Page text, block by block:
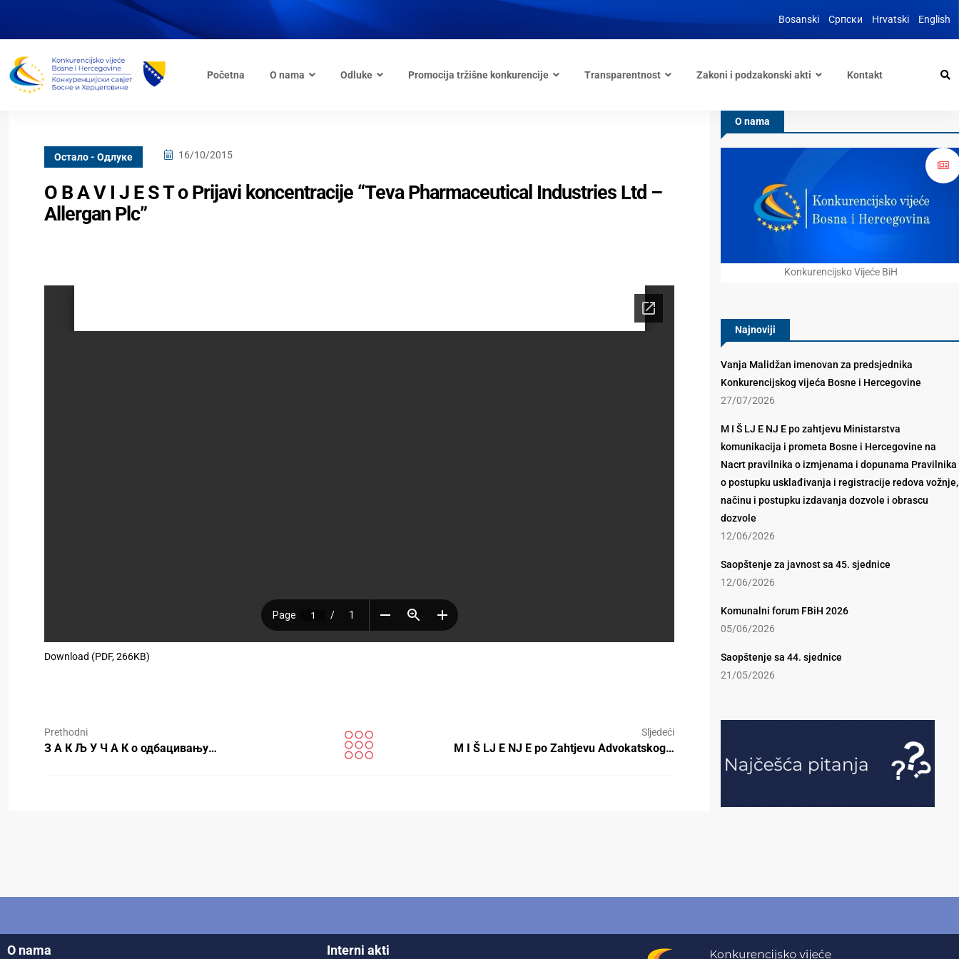
Bosanski Српски Hrvatski English
Početna O nama Odluke Promocija tržišne konkurencije Transparentnost Zakoni i podzakonski akti Kontakt
Oстало - Одлуке 16/10/2015
O B A V I J E S T o Prijavi koncentracije “Teva Pharmaceutical Industries Ltd –
Allergan Plc”
Download (PDF, 266KB)
Prethodni
З А К Љ У Ч А К о одбацивању…
Sljedeći
M I Š LJ E NJ E po Zahtjevu Advokatskog…
O nama
Konkurencijsko Vijeće BiH
Najnoviji
Vanja Malidžan imenovan za predsjednika
Konkurencijskog vijeća Bosne i Hercegovine
27/07/2026
M I Š LJ E NJ E po zahtjevu Ministarstva
komunikacija i prometa Bosne i Hercegovine na
Nacrt pravilnika o izmjenama i dopunama Pravilnika
o postupku usklađivanja i registracije redova vožnje,
načinu i postupku izdavanja dozvole i obrascu
dozvole
12/06/2026
Saopštenje za javnost sa 45. sjednice
12/06/2026
Komunalni forum FBiH 2026
05/06/2026
Saopštenje sa 44. sjednice
21/05/2026
O nama Interni akti